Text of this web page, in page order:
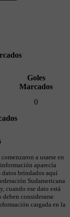
Goles
Marcados
0
a usarse en
aparecía
datos brindados aquí
Sudamericana
cuando ese dato está
considerarse
cargada en la